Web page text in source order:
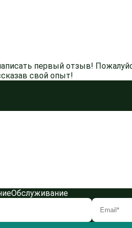
первый отзыв!
свой опыт!
Обслуживание